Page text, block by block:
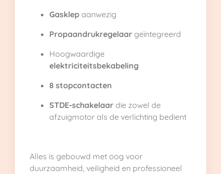
Gasklep aanwezig
Propaandrukregelaar geïntegreerd
Hoogwaardige
elektriciteitsbekabeling
8 stopcontacten
STDE-schakelaar die zowel de
afzuigmotor als de verlichting bedient
Alles is gebouwd met oog voor
duurzaamheid, veiligheid en professioneel